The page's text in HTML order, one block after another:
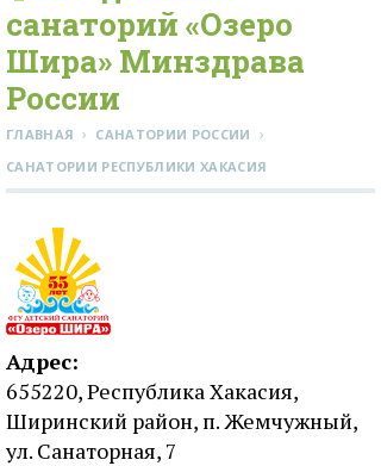
санаторий «Озеро
Шира» Минздрава
России
ГЛАВНАЯ › САНАТОРИИ РОССИИ ›
CАНАТОРИИ РЕСПУБЛИКИ ХАКАСИЯ
Адрес:
655220, Республика Хакасия,
Ширинский район, п. Жемчужный,
ул. Санаторная, 7